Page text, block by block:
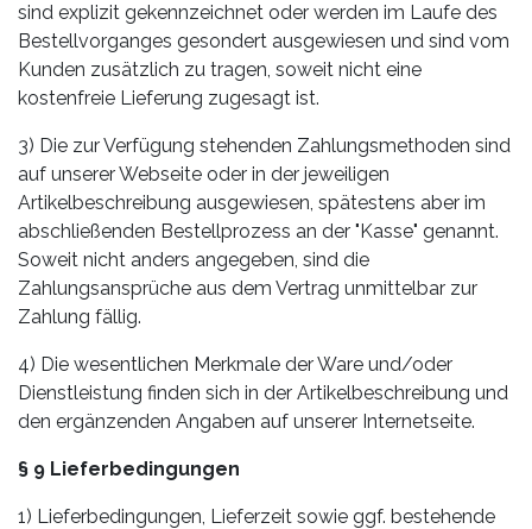
sind explizit gekennzeichnet oder werden im Laufe des
Bestellvorganges gesondert ausgewiesen und sind vom
Kunden zusätzlich zu tragen, soweit nicht eine
kostenfreie Lieferung zugesagt ist.
3) Die zur Verfügung stehenden Zahlungsmethoden sind
auf unserer Webseite oder in der jeweiligen
Artikelbeschreibung ausgewiesen, spätestens aber im
abschließenden Bestellprozess an der "Kasse" genannt.
Soweit nicht anders angegeben, sind die
Zahlungsansprüche aus dem Vertrag unmittelbar zur
Zahlung fällig.
4) Die wesentlichen Merkmale der Ware und/oder
Dienstleistung finden sich in der Artikelbeschreibung und
den ergänzenden Angaben auf unserer Internetseite.
§ 9 Lieferbedingungen
1) Lieferbedingungen, Lieferzeit sowie ggf. bestehende